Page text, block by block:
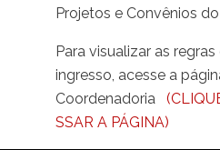
Projetos e Convênios do
Para visualizar as
ingresso, acesse a
Coordenadoria
SSAR A PÁGINA)